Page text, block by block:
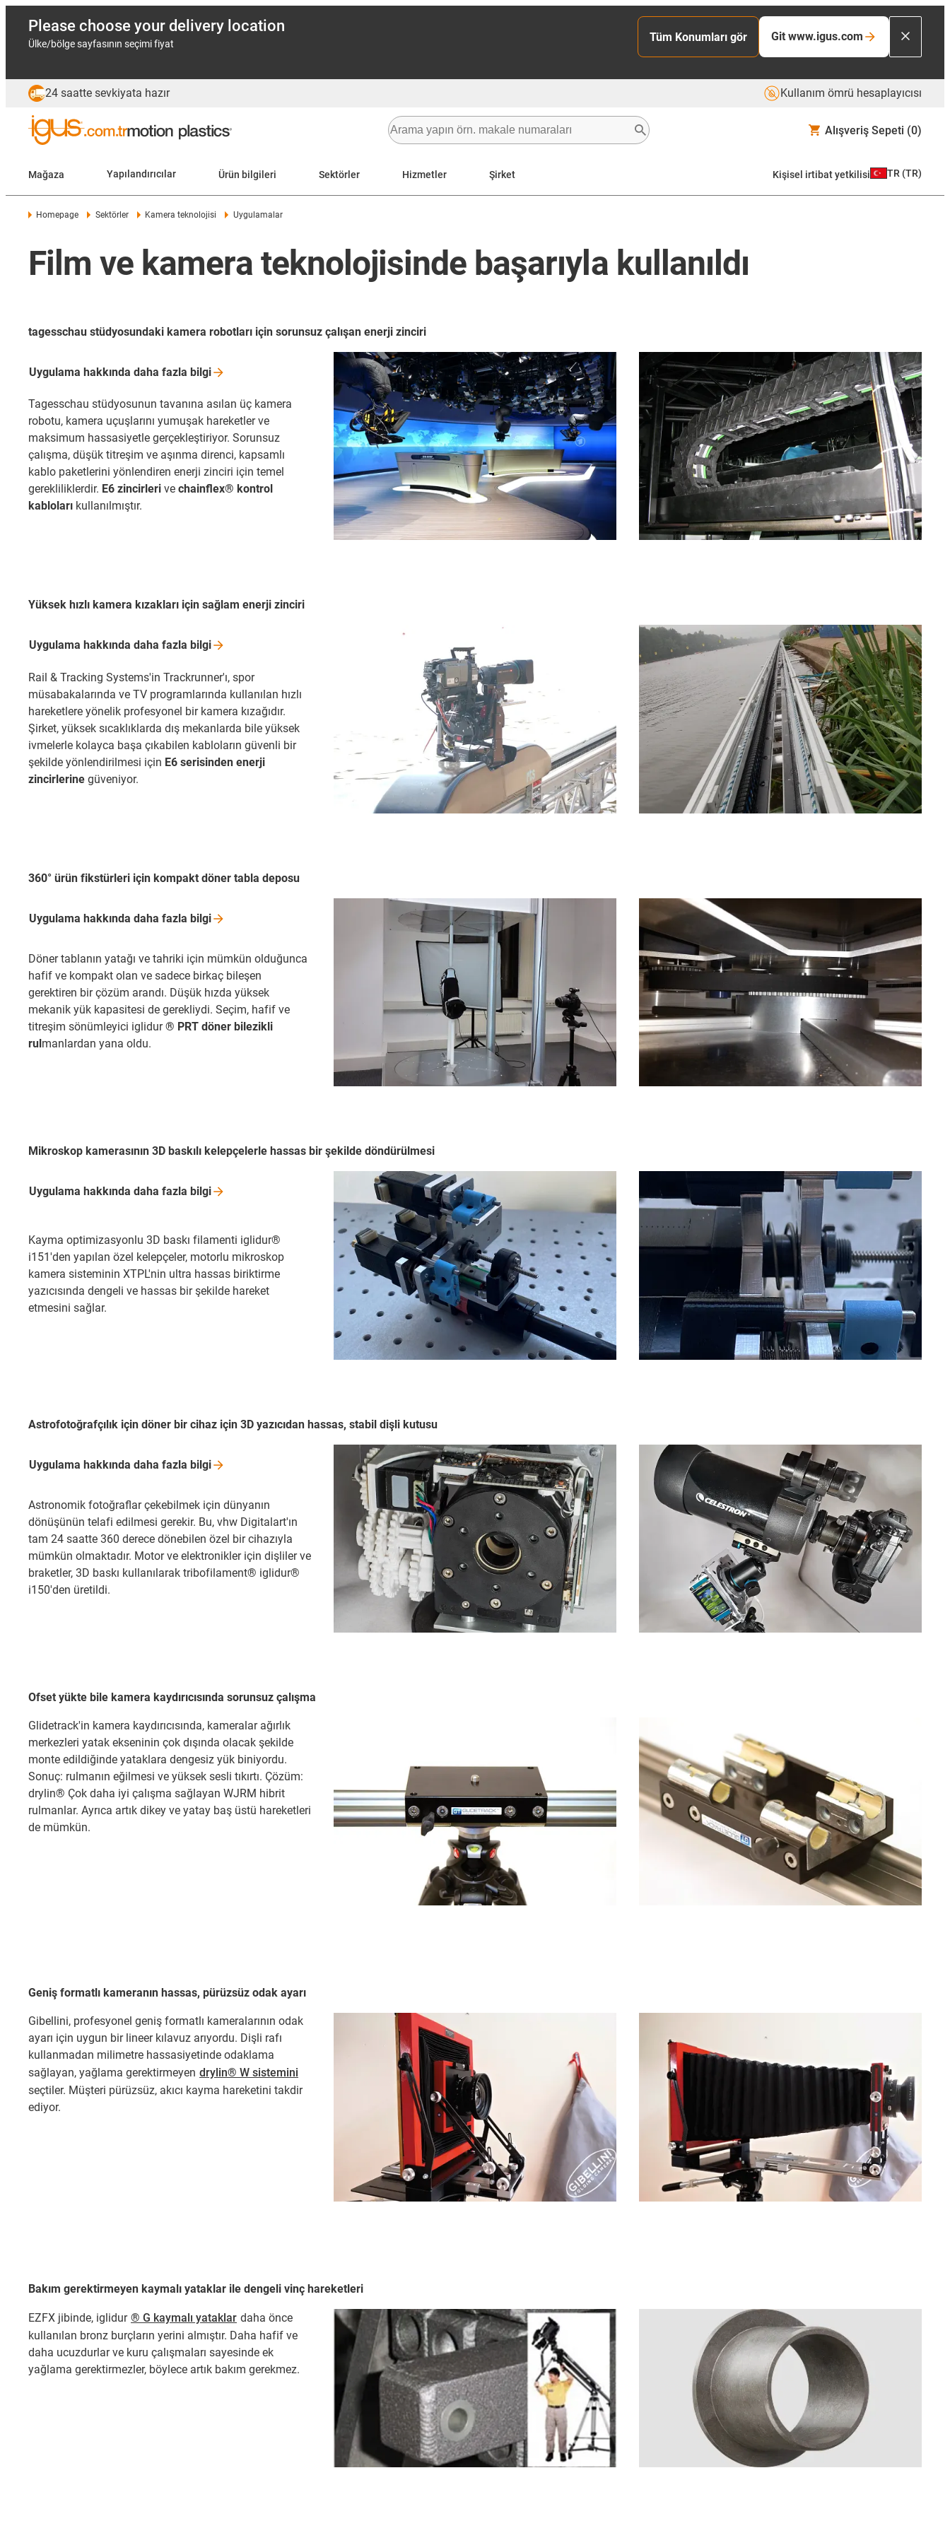
Please choose your delivery location
Ülke/bölge sayfasının seçimi fiyat
Tüm Konumları gör Git www.igus.com
24 saatte sevkiyata hazır Kullanım ömrü hesaplayıcısı
Alışveriş Sepeti (0)
Mağaza Yapılandırıcılar Ürün bilgileri Sektörler Hizmetler Şirket Kişisel irtibat yetkilisi TR (TR)
Homepage Sektörler Kamera teknolojisi Uygulamalar
Film ve kamera teknolojisinde başarıyla kullanıldı
tagesschau stüdyosundaki kamera robotları için sorunsuz çalışan enerji zinciri
Tagesschau stüdyosunun tavanına asılan üç kamera
robotu, kamera uçuşlarını yumuşak hareketler ve
maksimum hassasiyetle gerçekleştiriyor. Sorunsuz
çalışma, düşük titreşim ve aşınma direnci, kapsamlı
kablo paketlerini yönlendiren enerji zinciri için temel
gerekliliklerdir. E6 zincirleri ve chainflex® kontrol
kabloları kullanılmıştır.
Uygulama hakkında daha fazla bilgi
Yüksek hızlı kamera kızakları için sağlam enerji zinciri
Rail & Tracking Systems'in Trackrunner'ı, spor
müsabakalarında ve TV programlarında kullanılan hızlı
hareketlere yönelik profesyonel bir kamera kızağıdır.
Şirket, yüksek sıcaklıklarda dış mekanlarda bile yüksek
ivmelerle kolayca başa çıkabilen kabloların güvenli bir
şekilde yönlendirilmesi için E6 serisinden enerji
zincirlerine güveniyor.
Uygulama hakkında daha fazla bilgi
360° ürün fikstürleri için kompakt döner tabla deposu
Döner tablanın yatağı ve tahriki için mümkün olduğunca
hafif ve kompakt olan ve sadece birkaç bileşen
gerektiren bir çözüm arandı. Düşük hızda yüksek
mekanik yük kapasitesi de gerekliydi. Seçim, hafif ve
titreşim sönümleyici iglidur® PRT döner bilezikli
rulmanlardan yana oldu.
Uygulama hakkında daha fazla bilgi
Mikroskop kamerasının 3D baskılı kelepçelerle hassas bir şekilde döndürülmesi
Kayma optimizasyonlu 3D baskı filamenti iglidur®
i151'den yapılan özel kelepçeler, motorlu mikroskop
kamera sisteminin XTPL'nin ultra hassas biriktirme
yazıcısında dengeli ve hassas bir şekilde hareket
etmesini sağlar.
Uygulama hakkında daha fazla bilgi
Astrofotoğrafçılık için döner bir cihaz için 3D yazıcıdan hassas, stabil dişli kutusu
Astronomik fotoğraflar çekebilmek için dünyanın
dönüşünün telafi edilmesi gerekir. Bu, vhw Digitalart'ın
tam 24 saatte 360 derece dönebilen özel bir cihazıyla
mümkün olmaktadır. Motor ve elektronikler için dişliler ve
braketler, 3D baskı kullanılarak tribofilament® iglidur®
i150'den üretildi.
Uygulama hakkında daha fazla bilgi
Ofset yükte bile kamera kaydırıcısında sorunsuz çalışma
Glidetrack'in kamera kaydırıcısında, kameralar ağırlık
merkezleri yatak ekseninin çok dışında olacak şekilde
monte edildiğinde yataklara dengesiz yük biniyordu.
Sonuç: rulmanın eğilmesi ve yüksek sesli tıkırtı. Çözüm:
drylin® Çok daha iyi çalışma sağlayan WJRM hibrit
rulmanlar. Ayrıca artık dikey ve yatay baş üstü hareketleri
de mümkün.
Geniş formatlı kameranın hassas, pürüzsüz odak ayarı
Gibellini, profesyonel geniş formatlı kameralarının odak
ayarı için uygun bir lineer kılavuz arıyordu. Dişli rafı
kullanmadan milimetre hassasiyetinde odaklama
sağlayan, yağlama gerektirmeyen drylin® W sistemini
seçtiler. Müşteri pürüzsüz, akıcı kayma hareketini takdir
ediyor.
Bakım gerektirmeyen kaymalı yataklar ile dengeli vinç hareketleri
EZFX jibinde, iglidur ® G kaymalı yataklar daha önce
kullanılan bronz burçların yerini almıştır. Daha hafif ve
daha ucuzdurlar ve kuru çalışmaları sayesinde ek
yağlama gerektirmezler, böylece artık bakım gerekmez.